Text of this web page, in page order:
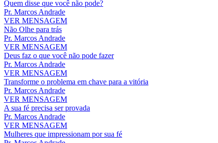
Quem disse que você não pode?
Pr. Marcos Andrade
VER MENSAGEM
Não Olhe para trás
Pr. Marcos Andrade
VER MENSAGEM
Deus faz o que você não pode fazer
Pr. Marcos Andrade
VER MENSAGEM
Transforme o problema em chave para a vitória
Pr. Marcos Andrade
VER MENSAGEM
A sua fé precisa ser provada
Pr. Marcos Andrade
VER MENSAGEM
Mulheres que impressionam por sua fé